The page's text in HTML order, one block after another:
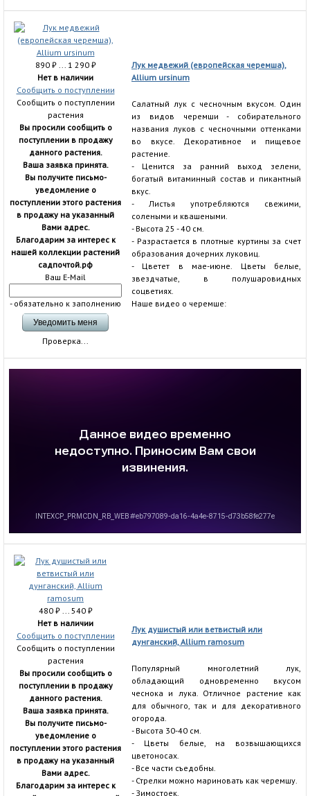
890 ₽... 1 290 ₽
Нет в наличии
Сообщить о поступлении
Сообщить о поступлении
растения
Вы просили сообщить о
поступлении в продажу
данного растения.
Ваша заявка принята.
Вы получите письмо-
уведомление о
поступлении этого растения
в продажу на указанный
Вами адрес.
Благодарим за интерес к
нашей коллекции растений
садпочтой.рф
Ваш E-Mail
- обязательно к заполнению
Проверка...
Лук медвежий (европейская черемша),
Allium ursinum
Салатный лук с чесночным вкусом. Один
из видов черемши - собирательного
названия луков с чесночными оттенками
во вкусе. Декоративное и пищевое
растение.
- Ценится за ранний выход зелени,
богатый витаминный состав и пикантный
вкус.
- Листья употребляются свежими,
солеными и квашеными.
- Высота 25 - 40 см.
- Разрастается в плотные куртины за счет
образования дочерних луковиц.
- Цветет в мае-июне. Цветы белые,
звездчатые, в полушаровидных
соцветиях.
Наше видео о черемше:
480 ₽... 540 ₽
Нет в наличии
Сообщить о поступлении
Сообщить о поступлении
растения
Вы просили сообщить о
поступлении в продажу
данного растения.
Ваша заявка принята.
Вы получите письмо-
уведомление о
поступлении этого растения
в продажу на указанный
Вами адрес.
Благодарим за интерес к
Лук душистый или ветвистый или
дунганский, Allium ramosum
Популярный многолетний лук,
обладающий одновременно вкусом
чеснока и лука. Отличное растение как
для обычного, так и для декоративного
огорода.
- Высота 30-40 см.
- Цветы белые, на возвышающихся
цветоносах.
- Все части съедобны.
- Стрелки можно мариновать как черемшу.
- Зимостоек.